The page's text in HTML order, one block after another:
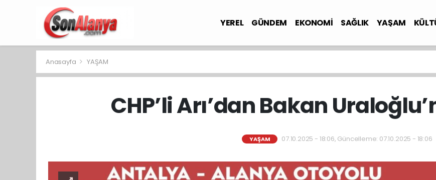
YEREL GÜNDEM EKONOMİ SAĞLIK YAŞAM
Anasayfa YAŞAM
CHP’li Arı’dan Bakan
YAŞAM 07.10.2025 - 18:06, Güncelleme: 07.10.2025 - 18:06